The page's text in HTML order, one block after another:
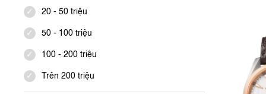
20 - 50 triệu
50 - 100 triệu
100 - 200 triệu
Trên 200 triệu